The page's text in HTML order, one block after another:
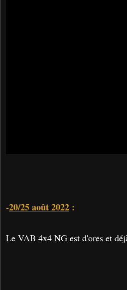
-20/25 août 2022 :
Le VAB 4x4 NG est d'ores et